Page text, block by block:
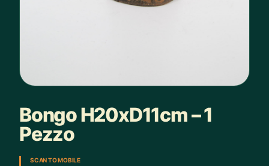
Bongo H20xD11cm – 1
Pezzo
SCAN TO MOBILE